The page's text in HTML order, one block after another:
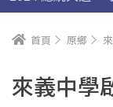
首頁 原鄉
來義中學